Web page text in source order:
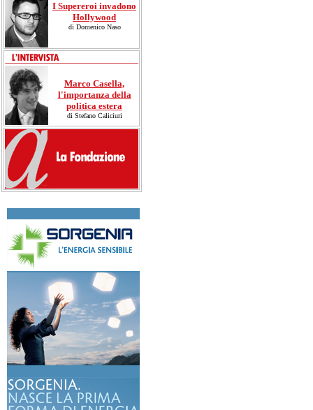
I Supereroi invadono
Hollywood
di Domenico Naso
Marco Casella,
l'importanza della
politica estera
di Stefano Caliciuri